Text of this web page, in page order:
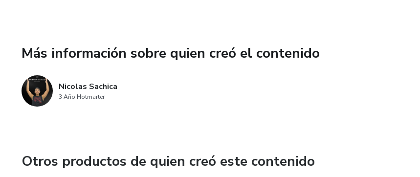
Más información sobre quien creó el contenido
Nicolas Sachica
3 Año Hotmarter
Otros productos de quien creó este contenido